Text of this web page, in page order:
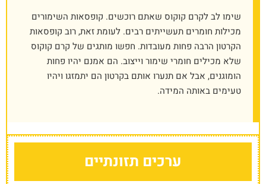
שימו לב לקרם קוקוס שאתם רוכשים. קופסאות השימורים
מכילות חומרים תעשייתים רבים. לעומת זאת, רוב קופסאות
הקרטון הרבה פחות מעובדות. חפשו מותגים של קרם קוקוס
שלא מכילים חומרי שימור וייצוב. הם אמנם יהיו פחות
הומוגנים, אבל אם תנערו אותם בקרטון הם יתמזגו ויהיו
טעימים באותה המידה.
ערכים תזונתיים